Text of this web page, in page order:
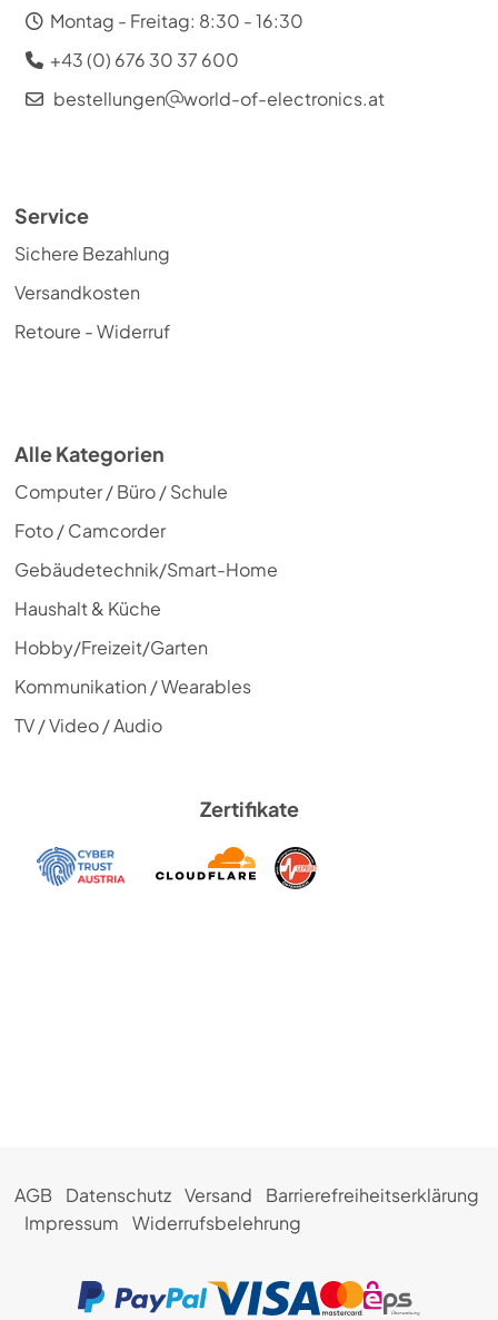
Montag - Freitag: 8:30 - 16:30
+43 (0) 676 30 37 600
bestellungen
world-of-electronics.at
Service
Sichere Bezahlung
Versandkosten
Retoure - Widerruf
Alle Kategorien
Computer / Büro / Schule
Foto / Camcorder
Gebäudetechnik/Smart-Home
Haushalt & Küche
Hobby/Freizeit/Garten
Kommunikation / Wearables
TV / Video / Audio
Zertifikate
AGB Datenschutz Versand
Barrierefreiheitserklärung
Impressum
Widerrufsbelehrung